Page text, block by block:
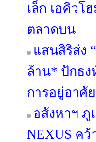
เล็ก เอคิว
ตลาดบน
แสนสิริส่ง
ล้าน* ปักธง
การอยู่อาศั
อสังหาฯ ภู
NEXUS ค